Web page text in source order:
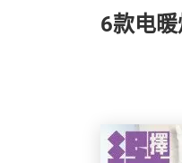
6款电